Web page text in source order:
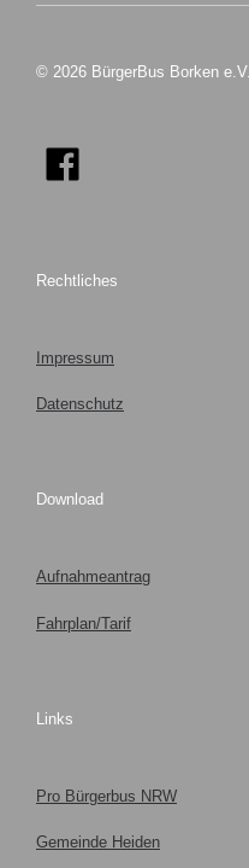
© 2026 BürgerBus Borken e.V.
Rechtliches
Impressum
Datenschutz
Download
Aufnahmeantrag
Fahrplan/Tarif
Links
Pro Bürgerbus NRW
Gemeinde Heiden